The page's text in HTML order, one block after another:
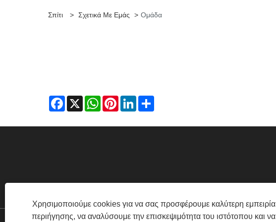
Σπίτι > Σχετικά Με Εμάς > Ομάδα
Facebook
X WhatsAppPinterestLinkedIn
Χρησιμοποιούμε cookies για να σας προσφέρουμε καλύτερη εμπειρία
περιήγησης, να αναλύσουμε την επισκεψιμότητα του ιστότοπου και να